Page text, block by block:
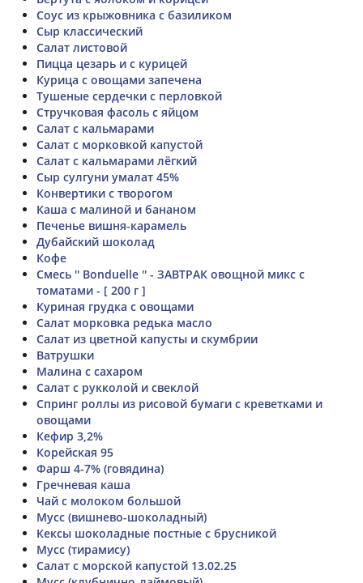
Соус из крыжовника с базиликом
Сыр классический
Салат листовой
Пицца цезарь и с курицей
Курица с овощами запечена
Тушеные сердечки с перловкой
Стручковая фасоль с яйцом
Салат с кальмарами
Салат с морковкой капустой
Салат с кальмарами лёгкий
Сыр сулгуни умалат 45%
Конвертики с творогом
Каша с малиной и бананом
Печенье вишня-карамель
Дубайский шоколад
Кофе
Смесь '' Bonduelle '' - ЗАВТРАК овощной микс с
томатами - [ 200 г ]
Куриная грудка с овощами
Салат морковка редька масло
Салат из цветной капусты и скумбрии
Ватрушки
Малина с сахаром
Салат с рукколой и свеклой
Спринг роллы из рисовой бумаги с креветками и
овощами
Кефир 3,2%
Корейская 95
Фарш 4-7% (говядина)
Гречневая каша
Чай с молоком большой
Мусс (вишнево-шоколадный)
Кексы шоколадные постные с брусникой
Мусс (тирамису)
Салат с морской капустой 13.02.25